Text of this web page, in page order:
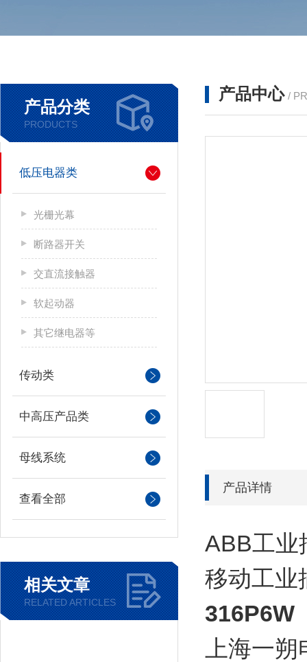
产品分类
PRODUCTS
低压电器类
光栅光幕
断路器开关
交直流接触器
软起动器
其它继电器等
传动类
中高压产品类
母线系统
查看全部
相关文章
RELATED ARTICLES
产品中心 /
产品详情
ABB工
移动工业
316P6W
上海一